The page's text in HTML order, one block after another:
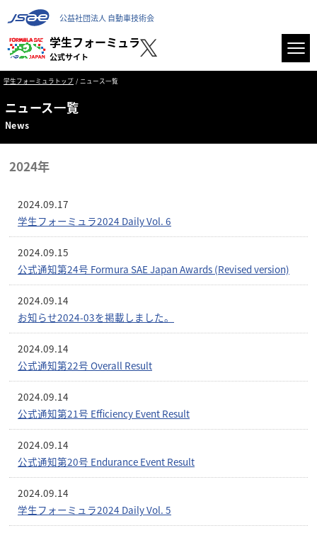
学生フォーミュラ
公式サイト
公益社団法人 自動車技術会
学生フォーミュラトップ ニュース一覧
ニュース⼀覧
News
2024年
2024.09.17
学生フォーミュラ2024 Daily Vol. 6
2024.09.15
公式通知第24号 Formura SAE Japan Awards (Revised version)
2024.09.14
お知らせ2024-03を掲載しました。
2024.09.14
公式通知第22号 Overall Result
2024.09.14
公式通知第21号 Efficiency Event Result
2024.09.14
公式通知第20号 Endurance Event Result
2024.09.14
学生フォーミュラ2024 Daily Vol. 5